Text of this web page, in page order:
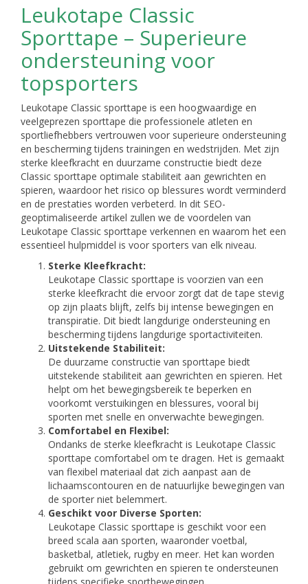
Leukotape Classic
Sporttape – Superieure
ondersteuning voor
topsporters
Leukotape Classic sporttape is een hoogwaardige en
veelgeprezen sporttape die professionele atleten en
sportliefhebbers vertrouwen voor superieure ondersteuning
en bescherming tijdens trainingen en wedstrijden. Met zijn
sterke kleefkracht en duurzame constructie biedt deze
Classic sporttape optimale stabiliteit aan gewrichten en
spieren, waardoor het risico op blessures wordt verminderd
en de prestaties worden verbeterd. In dit SEO-
geoptimaliseerde artikel zullen we de voordelen van
Leukotape Classic sporttape verkennen en waarom het een
essentieel hulpmiddel is voor sporters van elk niveau.
Sterke Kleefkracht:
Leukotape Classic sporttape is voorzien van een
sterke kleefkracht die ervoor zorgt dat de tape stevig
op zijn plaats blijft, zelfs bij intense bewegingen en
transpiratie. Dit biedt langdurige ondersteuning en
bescherming tijdens langdurige sportactiviteiten.
Uitstekende Stabiliteit:
De duurzame constructie van sporttape biedt
uitstekende stabiliteit aan gewrichten en spieren. Het
helpt om het bewegingsbereik te beperken en
voorkomt verstuikingen en blessures, vooral bij
sporten met snelle en onverwachte bewegingen.
Comfortabel en Flexibel:
Ondanks de sterke kleefkracht is Leukotape Classic
sporttape comfortabel om te dragen. Het is gemaakt
van flexibel materiaal dat zich aanpast aan de
lichaamscontouren en de natuurlijke bewegingen van
de sporter niet belemmert.
Geschikt voor Diverse Sporten:
Leukotape Classic sporttape is geschikt voor een
breed scala aan sporten, waaronder voetbal,
basketbal, atletiek, rugby en meer. Het kan worden
gebruikt om gewrichten en spieren te ondersteunen